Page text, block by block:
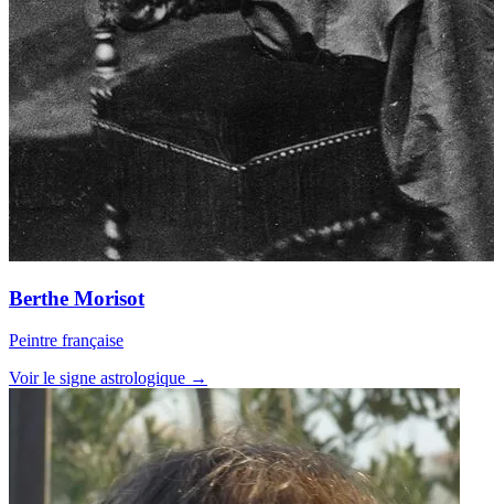
Berthe Morisot
Peintre française
Voir le signe astrologique →